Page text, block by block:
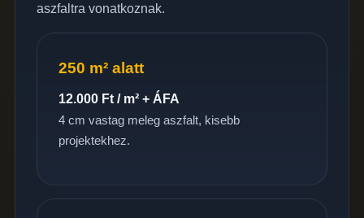
aszfaltra vonatkoznak.
250 m² alatt
12.000 Ft / m² + ÁFA
4 cm vastag meleg aszfalt, kisebb
projektekhez.